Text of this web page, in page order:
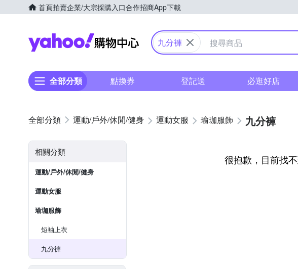
首頁拍賣企業/大宗採購入口合作招商App下載
Yahoo購物中心
九分褲
全部分類 點換券 登記送 必逛好店
運動/戶外/休閒/健身 運動女服 瑜珈服飾 九分褲
相關分類
運動/戶外/休閒/健身
運動女服
瑜珈服飾
短袖上衣
九分褲
很抱歉，目前找